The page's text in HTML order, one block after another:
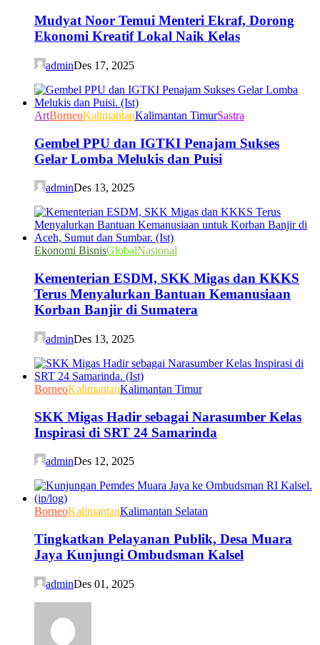
Mudyat Noor Temui Menteri Ekraf, Dorong
Ekonomi Kreatif Lokal Naik Kelas
adminDes 17, 2025
ArtBorneoKalimantanKalimantan TimurSastra
Gembel PPU dan IGTKI Penajam Sukses
Gelar Lomba Melukis dan Puisi
adminDes 13, 2025
Ekonomi BisnisGlobalNasional
Kementerian ESDM, SKK Migas dan KKKS
Terus Menyalurkan Bantuan Kemanusiaan
Korban Banjir di Sumatera
adminDes 13, 2025
BorneoKalimantanKalimantan Timur
SKK Migas Hadir sebagai Narasumber Kelas
Inspirasi di SRT 24 Samarinda
adminDes 12, 2025
BorneoKalimantanKalimantan Selatan
Tingkatkan Pelayanan Publik, Desa Muara
Jaya Kunjungi Ombudsman Kalsel
adminDes 01, 2025